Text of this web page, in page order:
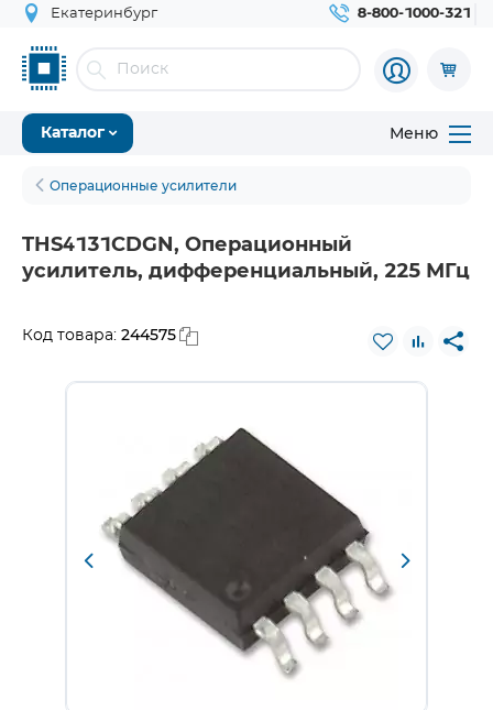
Екатеринбург 8-800-1000-321
Каталог Меню
Операционные усилители
THS4131CDGN, Операционный
усилитель, дифференциальный, 225 МГц
Код товара: 244575